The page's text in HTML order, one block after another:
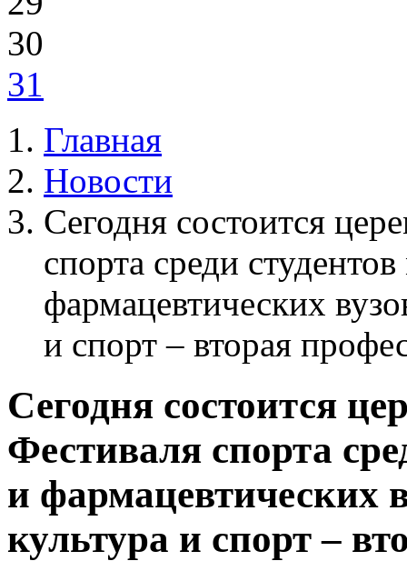
30
31
Главная
Новости
Сегодня состоится
спорта среди
фармацевтических
и спорт – вторая
Сегодня состоится
Фестиваля спорта
и фармацевтических
культура и спорт –